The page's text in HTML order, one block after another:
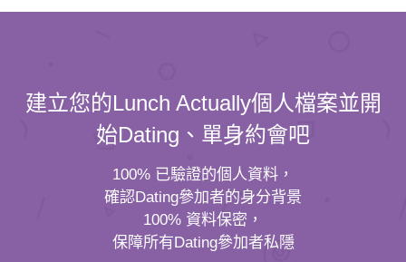
建立您的Lunch Actually個人檔案並開
始Dating、單身約會吧
100% 已驗證的個人資料，
確認Dating參加者的身分背景
100% 資料保密，
保障所有Dating參加者私隱